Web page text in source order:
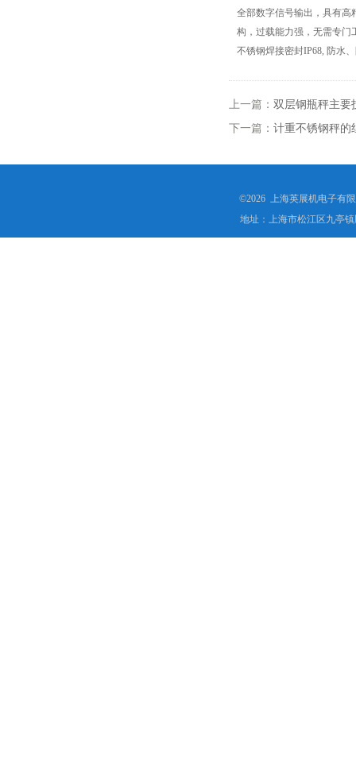
全部数字信号输出，具有高
构，过载能力强，无需专门
不锈钢焊接密封IP68, 防水
上一篇： 双层钢瓶秤主要
下一篇： 计重不锈钢秤的
©2026 上海英展机电子有
地址：上海市松江区九亭镇